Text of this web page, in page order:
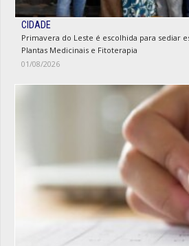
CIDADE
Primavera do Leste é escolhida para sediar
Plantas Medicinais e Fitoterapia
01/08/2026